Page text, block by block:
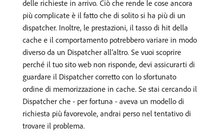
delle richieste in arrivo. Ciò che rende le cose ancora
più complicate è il fatto che di solito si ha più di un
dispatcher. Inoltre, le prestazioni, il tasso di hit della
cache e il comportamento potrebbero variare in modo
diverso da un Dispatcher all’altro. Se vuoi scoprire
perché il tuo sito web non risponde, devi assicurarti di
guardare il Dispatcher corretto con lo sfortunato
ordine di memorizzazione in cache. Se stai cercando il
Dispatcher che - per fortuna - aveva un modello di
richiesta più favorevole, andrai perso nel tentativo di
trovare il problema.